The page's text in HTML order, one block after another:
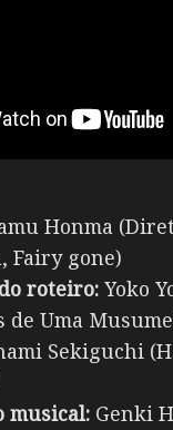
Honma
Fairy gone)
roteiro: Yoko
de Uma
Sekiguchi
musical: Genki